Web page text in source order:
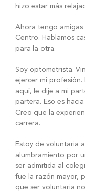
hizo estar más
Ahora tengo
Centro. Hablamos
para la otra.
Soy optometrista.
ejercer mi profesión.
aquí, le dije a mi
partera. Eso es
Creo que la
carrera.
Estoy de voluntaria
alumbramiento por
ser admitida al
fue la razón mayor,
que ser voluntaria